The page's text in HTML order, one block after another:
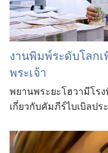
งานพิมพ์ระดับโลกเ
พระเจ้า
พยานพระยะโฮวามีโร
เกี่ยวกับคัมภีร์ไบเบิลป